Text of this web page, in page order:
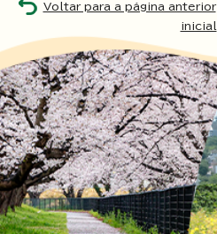
Voltar para a página anterior
inicial